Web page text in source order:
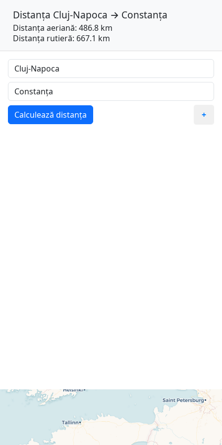
Distanța Cluj-Napoca → Constanța
Distanța aeriană: 486.8 km
Distanța rutieră: 667.1 km
Calculează distanța +